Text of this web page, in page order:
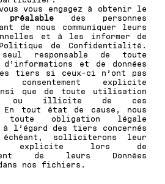
vous engagez à obtenir le
préalable des personnes
de nous communiquer leurs
et à les informer de
de Confidentialité.
responsable de toute
d’informations et de données
tiers si ceux-ci n’ont pas
consentement explicite
que de toute utilisation
ou illicite de ces
En tout état de cause, nous
toute obligation légale
à l’égard des tiers concernés
solliciterons leur
explicite lors de
de leurs Données
nos fichiers.